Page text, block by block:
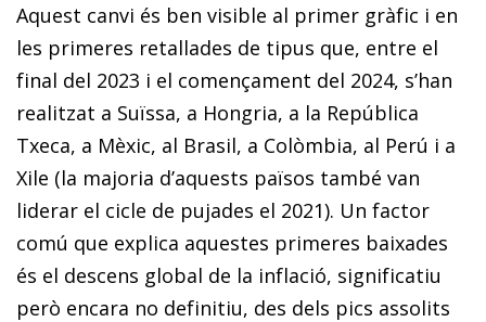
Aquest canvi és ben visible al primer gràfic i en
les primeres retallades de tipus que, entre el
final del 2023 i el començament del 2024, s’han
realitzat a Suïssa, a Hongria, a la República
Txeca, a Mèxic, al Brasil, a Colòmbia, al Perú i a
Xile (la majoria d’aquests països també van
liderar el cicle de pujades el 2021). Un factor
comú que explica aquestes primeres baixades
és el descens global de la inflació, significatiu
però encara no definitiu, des dels pics assolits